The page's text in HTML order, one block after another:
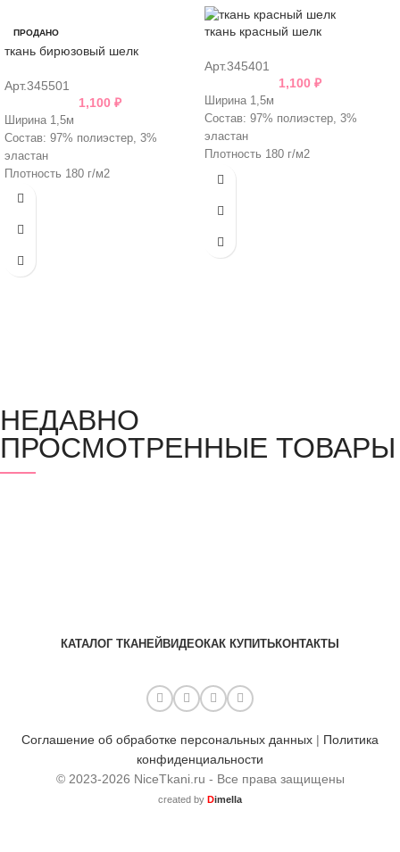
ПРОДАНО
ткань бирюзовый шелк
Арт.345501
1,100 ₽
Ширина 1,5м
Состав: 97% полиэстер, 3%
эластан
Плотность 180 г/м2
ткань красный шелк
Арт.345401
1,100 ₽
Ширина 1,5м
Состав: 97% полиэстер, 3%
эластан
Плотность 180 г/м2
НЕДАВНО
ПРОСМОТРЕННЫЕ ТОВАРЫ
КАТАЛОГ ТКАНЕЙ ВИДЕОКАК КУПИТЬКОНТАКТЫ
Соглашение об обработке персональных данных | Политика
конфиденциальности
© 2023-2026 NiceTkani.ru - Все права защищены
created by Dimella